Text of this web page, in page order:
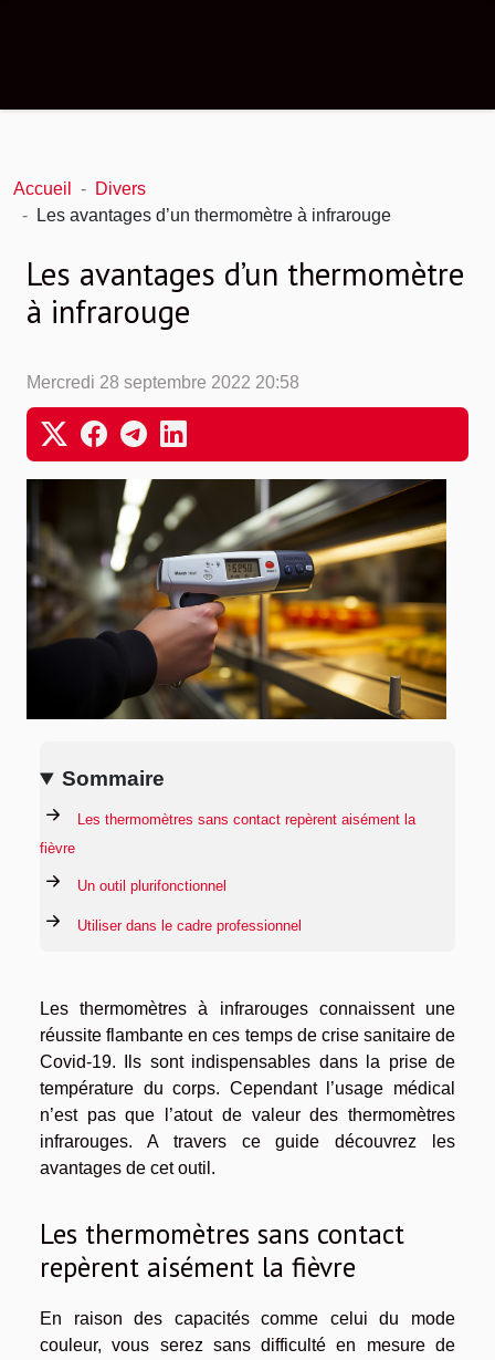
Accueil
Divers
Les avantages d’un thermomètre à infrarouge
Les avantages d’un thermomètre
à infrarouge
Mercredi 28 septembre 2022 20:58
Sommaire
Les thermomètres sans contact repèrent aisément la
fièvre
Un outil plurifonctionnel
Utiliser dans le cadre professionnel
Les thermomètres à infrarouges connaissent une
réussite flambante en ces temps de crise sanitaire de
Covid-19. Ils sont indispensables dans la prise de
température du corps. Cependant l’usage médical
n’est pas que l’atout de valeur des thermomètres
infrarouges. A travers ce guide découvrez les
avantages de cet outil.
Les thermomètres sans contact
repèrent aisément la fièvre
En raison des capacités comme celui du mode
couleur, vous serez sans difficulté en mesure de